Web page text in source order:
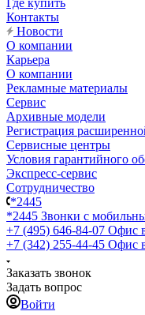
Где купить
Контакты
Новости
О компании
Карьера
О компании
Рекламные материалы
Сервис
Архивные модели
Регистрация
Сервисные центры
Условия гарантийного
Экспресс-сервис
Сотрудничество
*2445
*2445 Звонки с
+7 (495) 646-84-07 Офис
+7 (342) 255-44-45 Офис
Заказать звонок
Задать вопрос
Войти